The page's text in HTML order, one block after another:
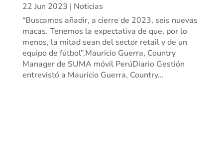
22 Jun 2023 | Noticias
“Buscamos añadir, a cierre de 2023, seis nuevas
macas. Tenemos la expectativa de que, por lo
menos, la mitad sean del sector retail y de un
equipo de fútbol”.Mauricio Guerra, Country
Manager de SUMA móvil PerúDiario Gestión
entrevistó a Mauricio Guerra, Country...